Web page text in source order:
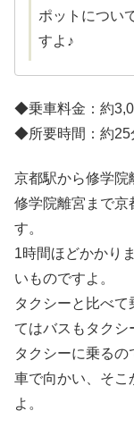
ポットについ
すよ♪
◆乗車料金：約
◆所要時間：約25
京都駅から修学院
修学院離宮まで京
す。
1時間ほどかかり
いものですよ。
タクシーと比べ
てはバスもタクシ
タクシーに乗る
車で向かい、そこ
よ。